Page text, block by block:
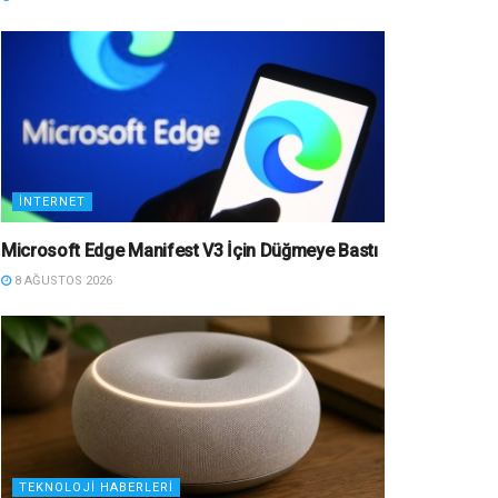
İNTERNET
Microsoft Edge Manifest V3 İçin Düğmeye Bastı
8 AĞUSTOS 2026
TEKNOLOJI HABERLERI